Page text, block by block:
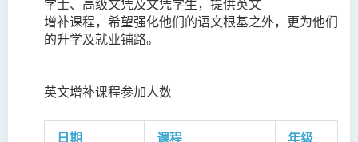
学士、高级文凭及文凭学生，提供英文
增补课程，希望强化他们的语文根基之外，更为他们
的升学及就业铺路。
英文增补课程参加人数
日期 课程 年级